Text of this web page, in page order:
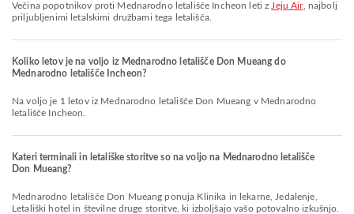
Večina popotnikov proti Mednarodno letališče Incheon leti z Jeju Air, najbolj
priljubljenimi letalskimi družbami tega letališča.
Koliko letov je na voljo iz Mednarodno letališče Don Mueang do
Mednarodno letališče Incheon?
Na voljo je 1 letov iz Mednarodno letališče Don Mueang v Mednarodno
letališče Incheon.
Kateri terminali in letališke storitve so na voljo na Mednarodno letališče
Don Mueang?
Mednarodno letališče Don Mueang ponuja Klinika in lekarne, Jedalenje,
Letališki hotel in številne druge storitve, ki izboljšajo vašo potovalno izkušnjo.